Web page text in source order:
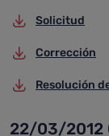
Solicitud
Corrección
Resolución
22/03/2012